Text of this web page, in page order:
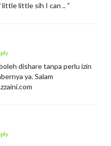
little little sih I can .. “
dishare tanpa perlu izin
ya. Salam